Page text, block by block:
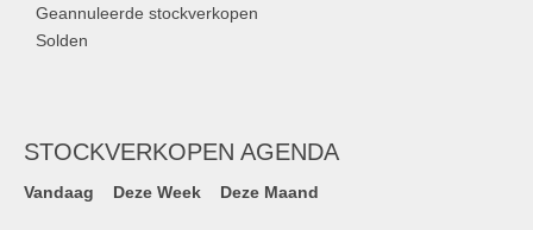
Geannuleerde stockverkopen
Solden
STOCKVERKOPEN AGENDA
Vandaag Deze Week Deze Maand